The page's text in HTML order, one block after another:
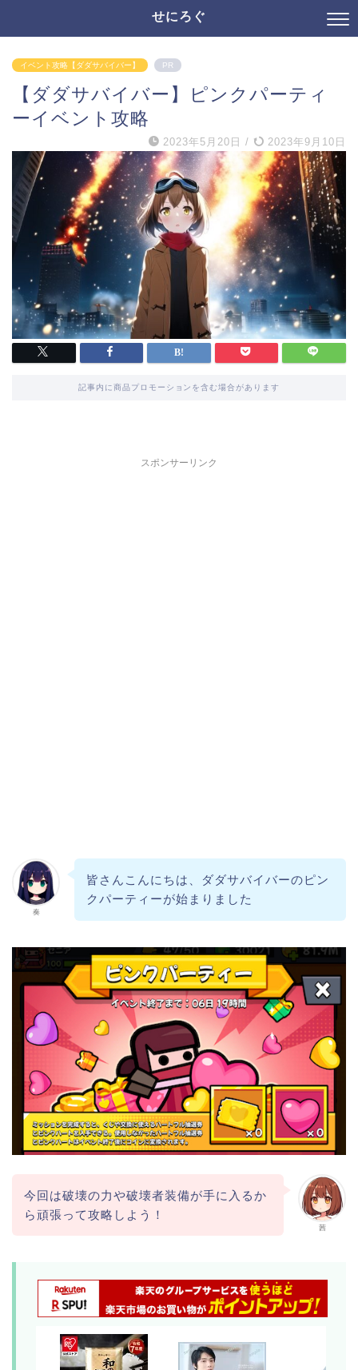
せにろぐ
イベント攻略【ダダサバイバー】 PR
【ダダサバイバー】ピンクパーティ
ーイベント攻略
2023年5月20日 / 2023年9月10日
記事内に商品プロモーションを含む場合があります
スポンサーリンク
奏
皆さんこんにちは、ダダサバイバーのピン
クパーティーが始まりました
茜
今回は破壊の力や破壊者装備が手に入るか
ら頑張って攻略しよう！